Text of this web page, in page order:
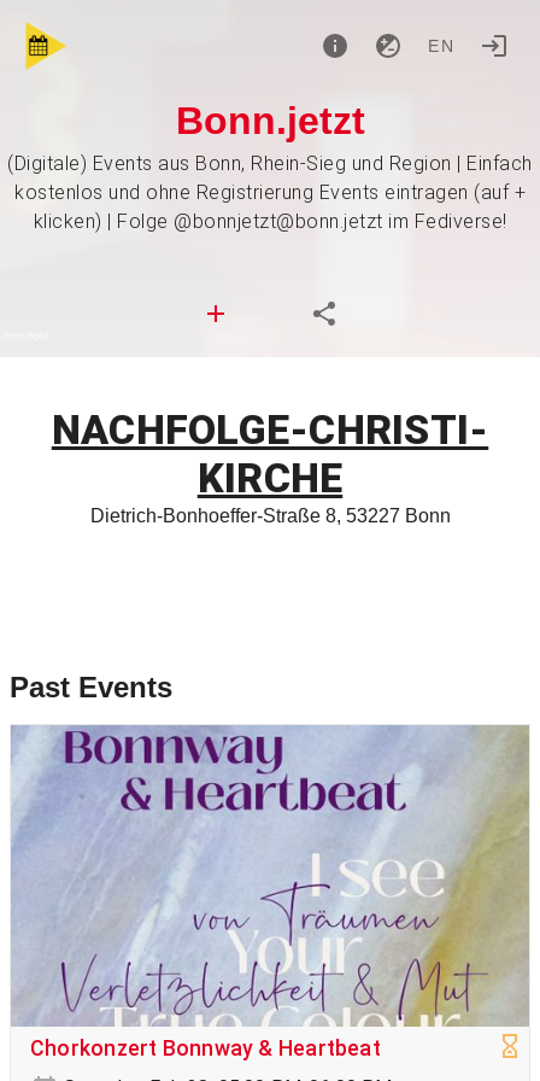
EN
Bonn.jetzt
(Digitale) Events aus Bonn, Rhein-Sieg und Region | Einfach
kostenlos und ohne Registrierung Events eintragen (auf +
klicken) | Folge @bonnjetzt@bonn.jetzt im Fediverse!
NACHFOLGE-CHRISTI-
KIRCHE
Dietrich-Bonhoeffer-Straße 8, 53227 Bonn
Past Events
Chorkonzert Bonnway & Heartbeat